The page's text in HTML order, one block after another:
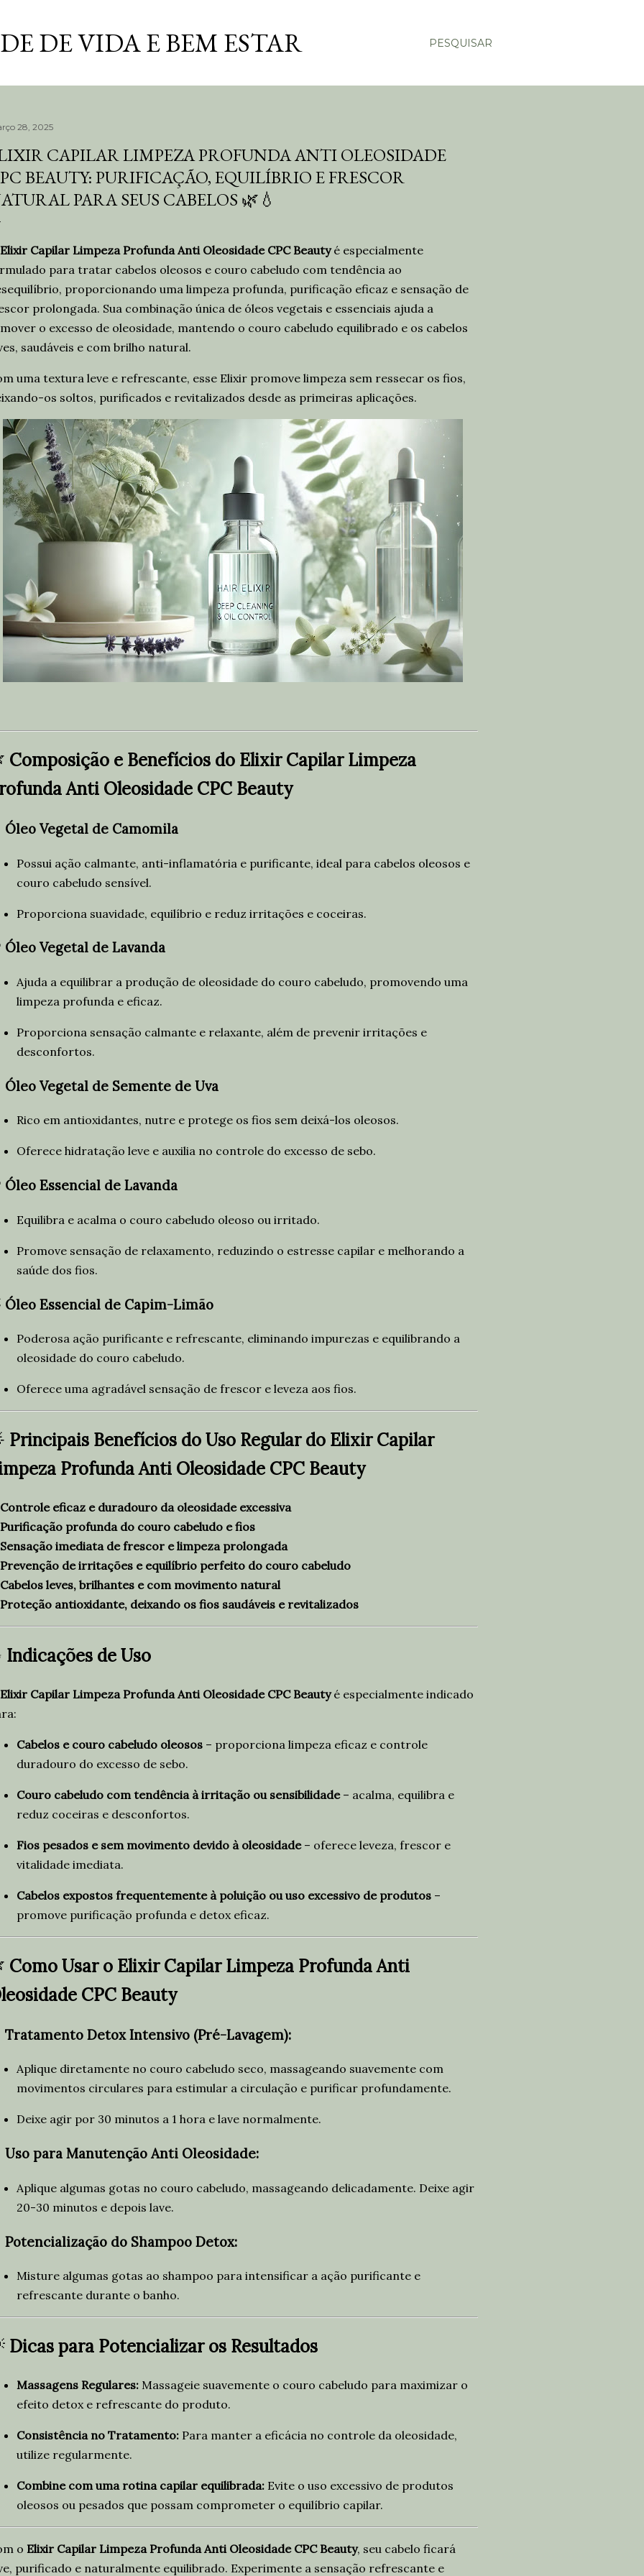
PESQUISAR
DE VIDA E BEM ESTAR
28, 2025
CAPILAR LIMPEZA PROFUNDA ANTI OLEOSIDADE
BEAUTY: PURIFICAÇÃO, EQUILÍBRIO E FRESCOR
PARA SEUS CABELOS 🌿💧
Elixir Capilar Limpeza Profunda Anti Oleosidade CPC Beautyé especialmente
para tratar cabelos oleosos e couro cabeludo com tendência ao
proporcionando uma limpeza profunda, purificação eficaz e sensação de
prolongada. Sua combinação única de óleos vegetais e essenciais ajuda a
o excesso de oleosidade, mantendo o couro cabeludo equilibrado e os cabelos
saudáveis e com brilho natural.
uma textura leve e refrescante, esse Elixir promove limpeza sem ressecar os fios,
os soltos, purificados e revitalizados desde as primeiras aplicações.
Composição e Benefícios do Elixir Capilar Limpeza
Anti Oleosidade CPC Beauty
Óleo Vegetal de Camomila
Possui ação calmante, anti-inflamatória e purificante, ideal para cabelos oleosos e
couro cabeludo sensível.
Proporciona suavidade, equilíbrio e reduz irritações e coceiras.
Óleo Vegetal de Lavanda
Ajuda a equilibrar a produção de oleosidade do couro cabeludo, promovendo uma
limpeza profunda e eficaz.
Proporciona sensação calmante e relaxante, além de prevenir irritações e
desconfortos.
Óleo Vegetal de Semente de Uva
Rico em antioxidantes, nutre e protege os fios sem deixá-los oleosos.
Oferece hidratação leve e auxilia no controle do excesso de sebo.
Óleo Essencial de Lavanda
Equilibra e acalma o couro cabeludo oleoso ou irritado.
Promove sensação de relaxamento, reduzindo o estresse capilar e melhorando a
saúde dos fios.
Óleo Essencial de Capim-Limão
Poderosa ação purificante e refrescante, eliminando impurezas e equilibrando a
oleosidade do couro cabeludo.
Oferece uma agradável sensação de frescor e leveza aos fios.
Principais Benefícios do Uso Regular do Elixir Capilar
Profunda Anti Oleosidade CPC Beauty
Controle eficaz e duradouro da oleosidade excessiva
Purificação profunda do couro cabeludo e fios
Sensação imediata de frescor e limpeza prolongada
Prevenção de irritações e equilíbrio perfeito do couro cabeludo
Cabelos leves, brilhantes e com movimento natural
Proteção antioxidante, deixando os fios saudáveis e revitalizados
Indicações de Uso
Elixir Capilar Limpeza Profunda Anti Oleosidade CPC Beautyé especialmente indicado
Cabelos e couro cabeludo oleosos – proporciona limpeza eficaz e controle
duradouro do excesso de sebo.
Couro cabeludo com tendência à irritação ou sensibilidade– acalma, equilibra e
reduz coceiras e desconfortos.
Fios pesados e sem movimento devido à oleosidade– oferece leveza, frescor e
vitalidade imediata.
Cabelos expostos frequentemente à poluição ou uso excessivo de produtos –
promove purificação profunda e detox eficaz.
Como Usar o Elixir Capilar Limpeza Profunda Anti
CPC Beauty
Tratamento Detox Intensivo (Pré-Lavagem):
Aplique diretamente no couro cabeludo seco, massageando suavemente com
movimentos circulares para estimular a circulação e purificar profundamente.
Deixe agir por 30 minutos a 1 hora e lave normalmente.
Uso para Manutenção Anti Oleosidade:
Aplique algumas gotas no couro cabeludo, massageando delicadamente. Deixe agir
20-30 minutos e depois lave.
Potencialização do Shampoo Detox:
Misture algumas gotas ao shampoo para intensificar a ação purificante e
refrescante durante o banho.
Dicas para Potencializar os Resultados
Massagens Regulares: Massageie suavemente o couro cabeludo para maximizar o
efeito detox e refrescante do produto.
Consistência no Tratamento: Para manter a eficácia no controle da oleosidade,
utilize regularmente.
Combine com uma rotina capilar equilibrada: Evite o uso excessivo de produtos
oleosos ou pesados que possam comprometer o equilíbrio capilar.
o Elixir Capilar Limpeza Profunda Anti Oleosidade CPC Beauty, seu cabelo ficará
purificado e naturalmente equilibrado. Experimente a sensação refrescante e